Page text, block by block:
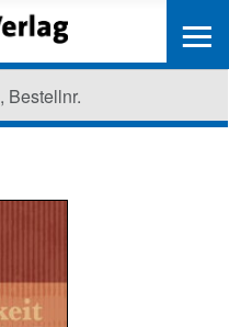
≡